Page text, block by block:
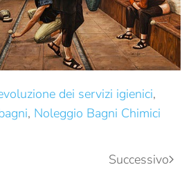
dei servizi igienici,
, Noleggio Bagni Chimici
Successivo